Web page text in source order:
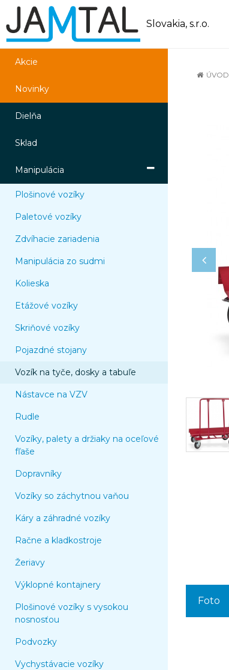
Slovakia, s.r.o.
Akcie
Novinky
Dielňa
Sklad
Manipulácia
Plošinové vozíky
Paletové vozíky
Zdvíhacie zariadenia
Manipulácia zo sudmi
Kolieska
Etážové vozíky
Skriňové vozíky
Pojazdné stojany
Vozík na tyče, dosky a tabuľe
Nástavce na VZV
Rudle
Vozíky, palety a držiaky na oceľové
fľaše
Dopravníky
Vozíky so záchytnou vaňou
Káry a záhradné vozíky
Račne a kladkostroje
Žeriavy
Výklopné kontajnery
Plošinové vozíky s vysokou
nosnosťou
Podvozky
Vychystávacie vozíky
ÚVOD
Foto